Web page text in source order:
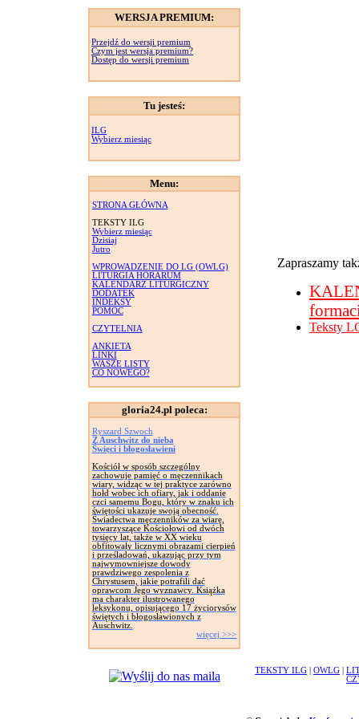
WERSJA PREMIUM:
Przejdź do wersji premium
Czym jest wersja premium?
Dostęp do wersji premium
Tu jesteś:
ILG
Wybierz miesiąc
Menu:
STRONA GŁÓWNA
TEKSTY ILG
Wybierz miesiąc
Dzisiaj
Jutro
WPROWADZENIE DO LG (OWLG)
LITURGIA HORARUM
KALENDARZ LITURGICZNY
DODATEK
INDEKSY
POMOC
CZYTELNIA
ANKIETA
LINKI
WASZE LISTY
CO NOWEGO?
gloria24.pl poleca:
Ryszard Szwoch
Z Auschwitz do nieba
Święci i błogosławieni
Kościół w sposób szczególny
zachowuje pamięć o męczennikach
wiary, widząc w tej praktyce zarówno
hołd wobec ich ofiary, jak i oddanie
czci samemu Bogu, który w znaku ich
świętości ukazuje swoją obecność.
Świadectwa męczenników za wiarę,
towarzyszące Kościołowi od dwóch
tysięcy lat, także w XX wieku
obfitowały licznymi obrazami cierpień
i prześladowań, ukazując przy tym
najwymowniejsze dowody
prawdziwego zespolenia z
Chrystusem, jakie potrafili dać
oprawcom Jego wyznawcy. Książka
ma charakter ilustrowanego
leksykonu, opisującego 17 życiorysów
świętych i błogosławionych z
Auschwitz.
więcej >>>
Zapraszamy
Teksty
TEKSTY ILG OWLG